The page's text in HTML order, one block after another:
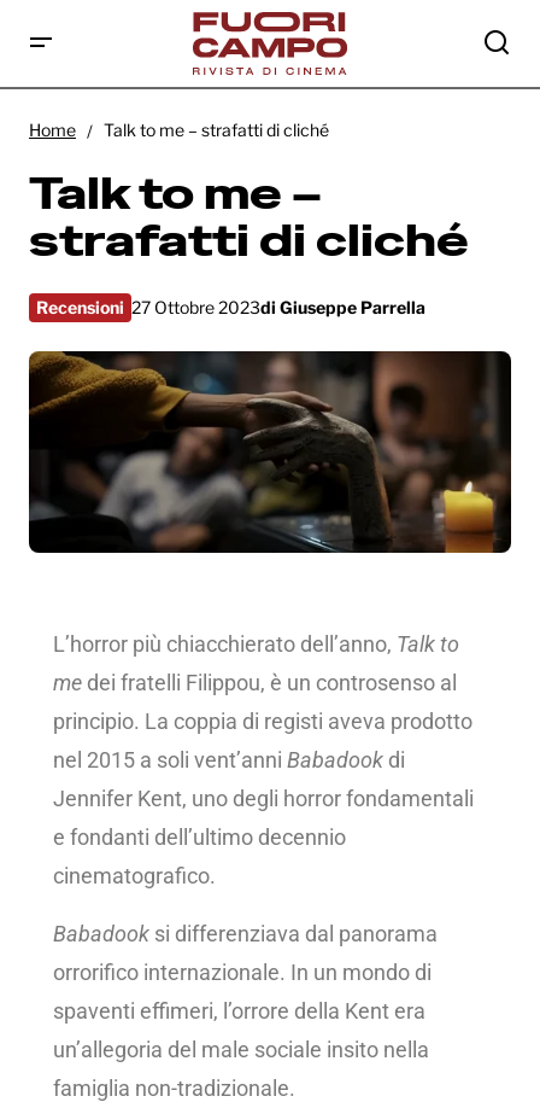
Home Talk to me – strafatti di cliché
Talk to me –
strafatti di cliché
Recensioni 27 Ottobre 2023di Giuseppe Parrella
L’horror più chiacchierato dell’anno, Talk to
me dei fratelli Filippou, è un controsenso al
principio. La coppia di registi aveva prodotto
nel 2015 a soli vent’anni Babadook di
Jennifer Kent, uno degli horror fondamentali
e fondanti dell’ultimo decennio
cinematografico.
Babadook si differenziava dal panorama
orrorifico internazionale. In un mondo di
spaventi effimeri, l’orrore della Kent era
un’allegoria del male sociale insito nella
famiglia non-tradizionale.